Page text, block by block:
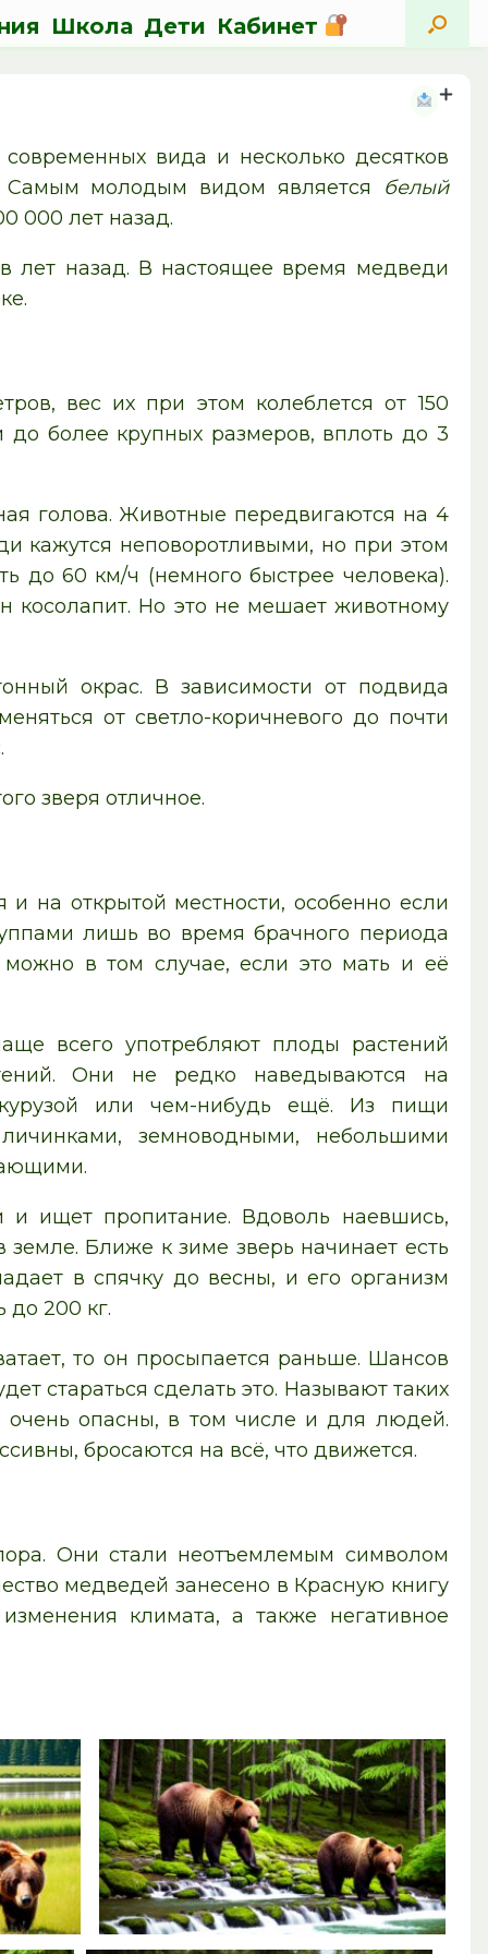
Школа Дети Кабинет
вида и несколько десятков
молодым видом является
белый
000 лет назад.
лет назад. В настоящее время медведи
вес их при этом колеблется от 150
более крупных размеров, вплоть до 3
голова. Животные передвигаются на 4
кажутся неповоротливыми, но при этом
до 60 км/ч (немного быстрее человека).
косолапит. Но это не мешает животному
окрас. В зависимости от подвида
от светло-коричневого до почти
зверя отличное.
на открытой местности, особенно если
лишь во время брачного периода
в том случае, если это мать и её
всего употребляют плоды растений
Они не редко наведываются на
или чем-нибудь ещё. Из пищи
земноводными, небольшими
ищет пропитание. Вдоволь наевшись,
Ближе к зиме зверь начинает есть
в спячку до весны, и его организм
до 200 кг.
то он просыпается раньше. Шансов
стараться сделать это. Называют таких
опасны, в том числе и для людей.
бросаются на всё, что движется.
Они стали неотъемлемым символом
медведей занесено в Красную книгу
климата, а также негативное